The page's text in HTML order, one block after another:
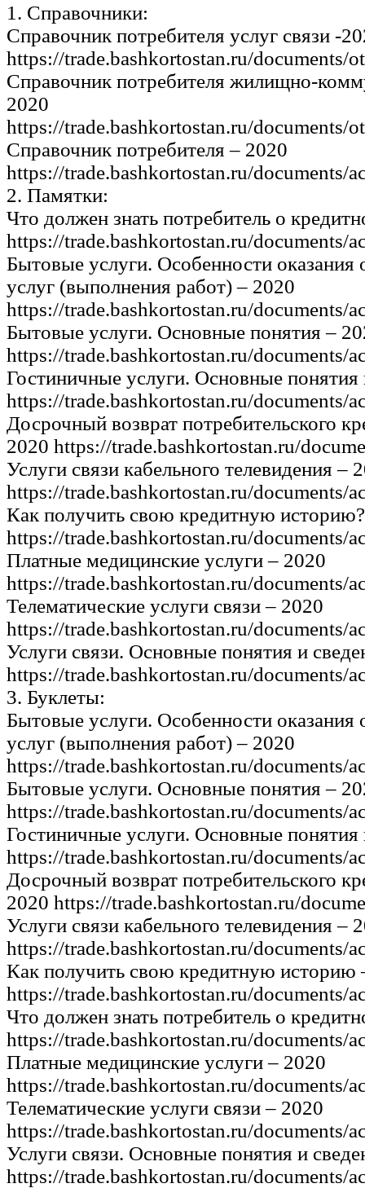
1. Справочники:
Справочник потребителя услуг связи -
https://trade.bashkortostan.ru/documents/
Справочник потребителя жилищно-
2020
https://trade.bashkortostan.ru/documents/
Справочник потребителя – 2020
https://trade.bashkortostan.ru/documents/
2. Памятки:
Что должен знать потребитель о
https://trade.bashkortostan.ru/documents/
Бытовые услуги. Особенности оказания
услуг (выполнения работ) – 2020
https://trade.bashkortostan.ru/documents/
Бытовые услуги. Основные понятия –
https://trade.bashkortostan.ru/documents/
Гостиничные услуги. Основные понятия
https://trade.bashkortostan.ru/documents/
Досрочный возврат потребительского
2020 https://trade.bashkortostan.ru/
Услуги связи кабельного телевидения –
https://trade.bashkortostan.ru/documents/
Как получить свою кредитную
https://trade.bashkortostan.ru/documents/
Платные медицинские услуги – 2020
https://trade.bashkortostan.ru/documents/
Телематические услуги связи – 2020
https://trade.bashkortostan.ru/documents/
Услуги связи. Основные понятия и
https://trade.bashkortostan.ru/documents/
3. Буклеты:
Бытовые услуги. Особенности оказания
услуг (выполнения работ) – 2020
https://trade.bashkortostan.ru/documents/
Бытовые услуги. Основные понятия –
https://trade.bashkortostan.ru/documents/
Гостиничные услуги. Основные понятия
https://trade.bashkortostan.ru/documents/
Досрочный возврат потребительского
2020 https://trade.bashkortostan.ru/
Услуги связи кабельного телевидения –
https://trade.bashkortostan.ru/documents/
Как получить свою кредитную историю
https://trade.bashkortostan.ru/documents/
Что должен знать потребитель о
https://trade.bashkortostan.ru/documents/
Платные медицинские услуги – 2020
https://trade.bashkortostan.ru/documents/
Телематические услуги связи – 2020
https://trade.bashkortostan.ru/documents/
Услуги связи. Основные понятия и
https://trade.bashkortostan.ru/documents/